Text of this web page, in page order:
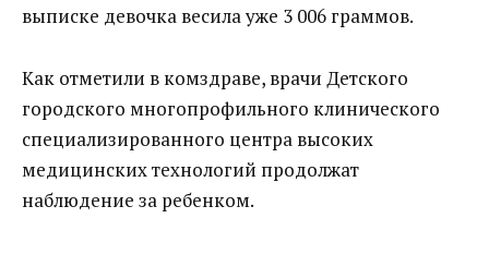
выписке девочка весила уже 3 006 граммов.
Как отметили в комздраве, врачи Детского
городского многопрофильного клинического
специализированного центра высоких
медицинских технологий продолжат
наблюдение за ребенком.